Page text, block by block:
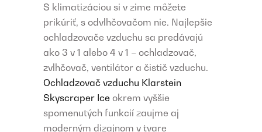
S klimatizáciou si v zime môžete
prikúriť, s odvlhčovačom nie. Najlepšie
ochladzovače vzduchu sa predávajú
ako 3 v 1 alebo 4 v 1 – ochladzovač,
zvlhčovač, ventilátor a čistič vzduchu.
Ochladzovač vzduchu Klarstein
Skyscraper Ice okrem vyššie
spomenutých funkcií zaujme aj
moderným dizajnom v tvare